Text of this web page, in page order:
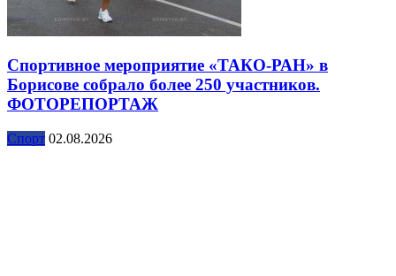
Спортивное мероприятие «ТАКО-РАН» в
Борисове собрало более 250 участников.
ФОТОРЕПОРТАЖ
Спорт 02.08.2026